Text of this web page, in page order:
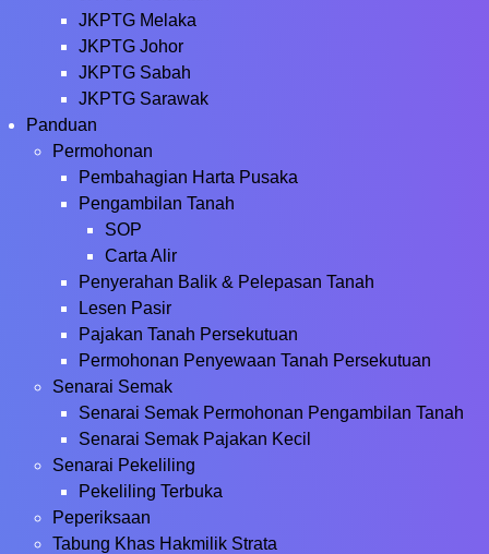
JKPTG Melaka
JKPTG Johor
JKPTG Sabah
JKPTG Sarawak
Panduan
Permohonan
Pembahagian Harta Pusaka
Pengambilan Tanah
SOP
Carta Alir
Penyerahan Balik & Pelepasan Tanah
Lesen Pasir
Pajakan Tanah Persekutuan
Permohonan Penyewaan Tanah Persekutuan
Senarai Semak
Senarai Semak Permohonan Pengambilan Tanah
Senarai Semak Pajakan Kecil
Senarai Pekeliling
Pekeliling Terbuka
Peperiksaan
Tabung Khas Hakmilik Strata